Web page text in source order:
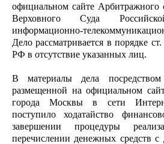
официальном сайте Арбитражного
Верховного Суда
информационно-
Дело рассматривается в порядке
РФ в отсутствие указанных лиц.
В материалы дела
размещенной на официальном
города Москвы в сети
поступило ходатайство
завершении процедуры
перечислении денежных средств с